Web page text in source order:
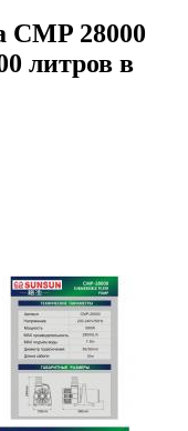
CMP 28000
литров в